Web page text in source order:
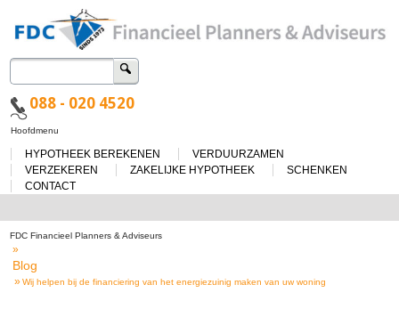
Zoeken
naar:
088 - 020 4520
Spring
inhoud
Hoofdmenu
HYPOTHEEK BEREKENEN
VERDUURZAMEN
VERZEKEREN
ZAKELIJKE HYPOTHEEK
SCHENKEN
CONTACT
FDC Financieel Planners & Adviseurs
»
Blog
» Wij helpen bij de financiering van het energiezuinig maken van uw woning